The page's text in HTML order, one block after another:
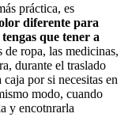
práctica, es
diferente para
que tener a
ropa, las medicinas,
durante el traslado
por si necesitas en
modo, cuando
y encotnrarla